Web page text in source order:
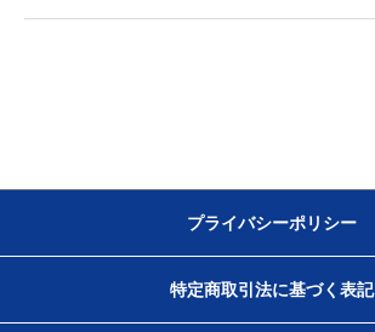
プライバシーポリシー
特定商取引法に基づく表記